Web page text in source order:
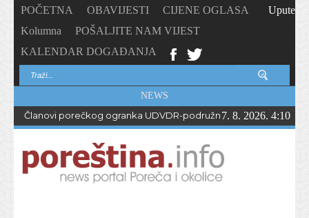
POČETNA OBAVIJESTI
CIJENE OGLASA
Kolumna
POŠALJITE NAM VIJEST
KALENDAR DOGAĐANJA
Upute
NEWS
Članovi porečkog ogranka UDVDR-podružnice Istarske
7. 8. 2026. 4:10